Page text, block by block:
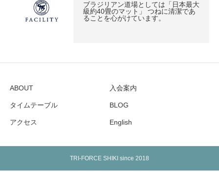
ブラジリアン道場としては「日本最大
級約40畳のマット」 つねに清潔であ
ることを心がけています。
ABOUT 入会案内
タイムテーブル BLOG
アクセス English
TRI-FORCE SHIKI since 2018